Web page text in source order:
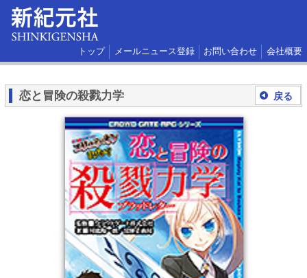
トップ メールニュース登録 お問い合わせ 会社概要
戻る
恋と冒険の殺戮力学